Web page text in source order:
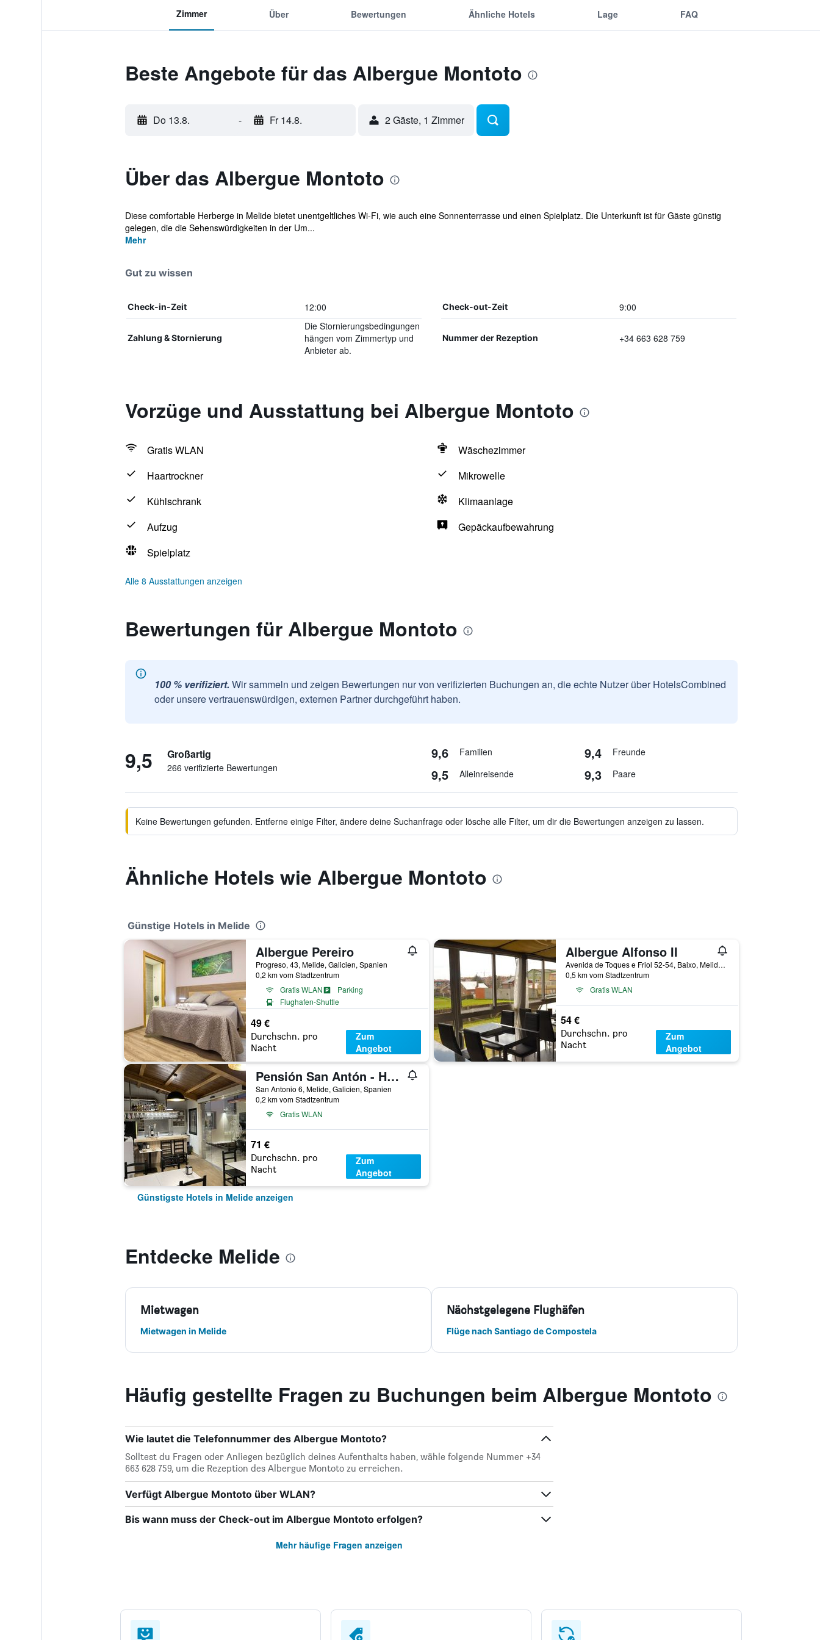
Zimmer Über Bewertungen Ähnliche Hotels Lage FAQ
Beste Angebote für das Albergue Montoto
Do 13.8. - Fr 14.8. 2 Gäste, 1 Zimmer
Über das Albergue Montoto
Diese comfortable Herberge in Melide bietet unentgeltliches Wi-Fi, wie auch eine Sonnenterrasse und einen Spielplatz. Die Unterkunft ist für Gäste günstig
gelegen, die die Sehenswürdigkeiten in der Um...
Mehr
Gut zu wissen
Check-in-Zeit 12:00 Check-out-Zeit 9:00
Zahlung & Stornierung
Die Stornierungsbedingungen
hängen vom Zimmertyp und
Anbieter ab.
Nummer der Rezeption +34 663 628 759
Vorzüge und Ausstattung bei Albergue Montoto
Gratis WLAN
Wäschezimmer
Haartrockner
Mikrowelle
Kühlschrank
Klimaanlage
Aufzug
Gepäckaufbewahrung
Spielplatz
Alle 8 Ausstattungen anzeigen
Bewertungen für Albergue Montoto
100 % verifiziert. Wir sammeln und zeigen Bewertungen nur von verifizierten Buchungen an, die echte Nutzer über HotelsCombined
oder unsere vertrauenswürdigen, externen Partner durchgeführt haben.
9,5 Großartig
266 verifizierte Bewertungen
9,6 Familien 9,4 Freunde
9,5 Alleinreisende 9,3 Paare
Keine Bewertungen gefunden. Entferne einige Filter, ändere deine Suchanfrage oder lösche alle Filter, um dir die Bewertungen anzeigen zu lassen.
Ähnliche Hotels wie Albergue Montoto
Günstige Hotels in Melide
Albergue Pereiro
Progreso, 43, Melide, Galicien, Spanien
0,2 km vom Stadtzentrum
Gratis WLAN
Parking
Flughafen-Shuttle
49 €
Durchschn. pro
Nacht
Zum
Angebot
Albergue Alfonso II
Avenida de Toques e Friol 52-54, Baixo, Melide, Galicien, Spanien
0,5 km vom Stadtzentrum
Gratis WLAN
54 €
Durchschn. pro
Nacht
Zum
Angebot
Pensión San Antón - Hostel
San Antonio 6, Melide, Galicien, Spanien
0,2 km vom Stadtzentrum
Gratis WLAN
71 €
Durchschn. pro
Nacht
Zum
Angebot
Günstigste Hotels in Melide anzeigen
Entdecke Melide
Mietwagen
Mietwagen in Melide
Nächstgelegene Flughäfen
Flüge nach Santiago de Compostela
Häufig gestellte Fragen zu Buchungen beim Albergue Montoto
Wie lautet die Telefonnummer des Albergue Montoto?
Solltest du Fragen oder Anliegen bezüglich deines Aufenthalts haben, wähle folgende Nummer +34
663 628 759, um die Rezeption des Albergue Montoto zu erreichen.
Verfügt Albergue Montoto über WLAN?
Bis wann muss der Check-out im Albergue Montoto erfolgen?
Mehr häufige Fragen anzeigen